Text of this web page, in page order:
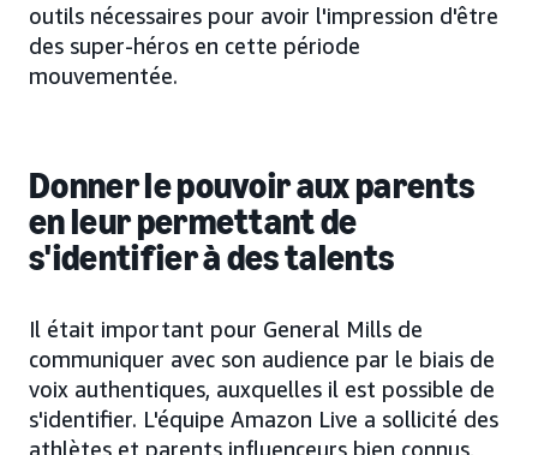
outils nécessaires pour avoir l'impression d'être
des super-héros en cette période
mouvementée.
Donner le pouvoir aux parents
en leur permettant de
s'identifier à des talents
Il était important pour General Mills de
communiquer avec son audience par le biais de
voix authentiques, auxquelles il est possible de
s'identifier. L'équipe Amazon Live a sollicité des
athlètes et parents influenceurs bien connus,